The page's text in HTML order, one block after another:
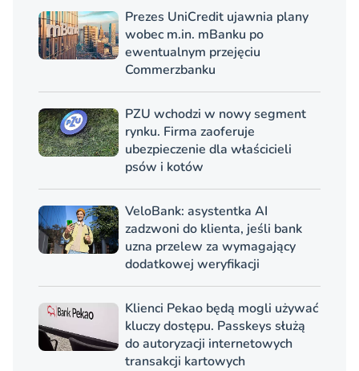
Prezes UniCredit ujawnia plany
wobec m.in. mBanku po
ewentualnym przejęciu
Commerzbanku
PZU wchodzi w nowy segment
rynku. Firma zaoferuje
ubezpieczenie dla właścicieli
psów i kotów
VeloBank: asystentka AI
zadzwoni do klienta, jeśli bank
uzna przelew za wymagający
dodatkowej weryfikacji
Klienci Pekao będą mogli używać
kluczy dostępu. Passkeys służą
do autoryzacji internetowych
transakcji kartowych